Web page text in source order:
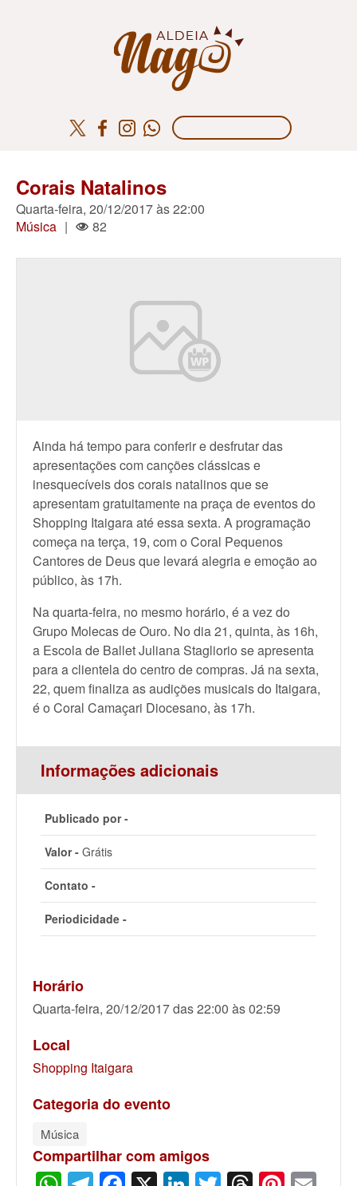
Corais Natalinos
Quarta-feira, 20/12/2017 às 22:00
Música | 82
Ainda há tempo para conferir e desfrutar das
apresentações com canções clássicas e
inesquecíveis dos corais natalinos que se
apresentam gratuitamente na praça de eventos do
Shopping Itaigara até essa sexta. A programação
começa na terça, 19, com o Coral Pequenos
Cantores de Deus que levará alegria e emoção ao
público, às 17h.
Na quarta-feira, no mesmo horário, é a vez do
Grupo Molecas de Ouro. No dia 21, quinta, às 16h,
a Escola de Ballet Juliana Stagliorio se apresenta
para a clientela do centro de compras. Já na sexta,
22, quem finaliza as audições musicais do Itaigara,
é o Coral Camaçari Diocesano, às 17h.
Informações adicionais
Publicado por -
Valor - Grátis
Contato -
Periodicidade -
Horário
Quarta-feira, 20/12/2017 das 22:00 às 02:59
Local
Shopping Itaigara
Categoria do evento
Música
Compartilhar com amigos